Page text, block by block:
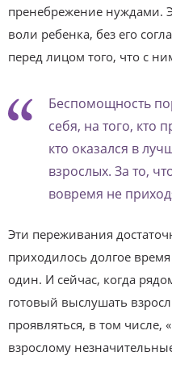
пренебрежение нуждами.
воли ребенка, без его
перед лицом того, что с
Беспомощность
себя, на того, кто
кто оказался в
взрослых. За то,
вовремя не
Эти переживания
приходилось долгое
один. И сейчас, когда
готовый выслушать
проявляться, в том числе,
взрослому